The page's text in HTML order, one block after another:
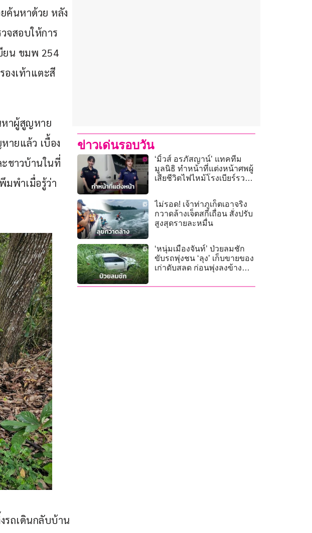
ค้นหาด้วย หลัง
จสอบให้การ
ยน ขมพ 254
องเท้าแตะสี
หาผู้สูญหาย
ายแล้ว เบื้อง
ะชาวบ้านในที่
มพำเมื่อรู้ว่า
รถเดินกลับบ้าน
ข่าวเด่นรอบวัน
‘มิ้วส์ อรภัสญาน์’ แทคทีม
มูลนิธิ ทำหน้าที่แต่งหน้าศพผู้
เสียชีวิตไฟไหม้โรงเบียร์รวม
ไม่รอด! เจ้าท่าภูเก็ตเอาจริง
กวาดล้างเจ็ตสกีเถื่อน สั่งปรับ
สูงสุดรายละหมื่น
‘หนุ่มเมืองจันท์’ ป่วยลมชัก
ขับรถพุ่งชน ‘ลุง’ เก็บขายของ
เก่าดับสลด ก่อนพุ่งลงข้าง